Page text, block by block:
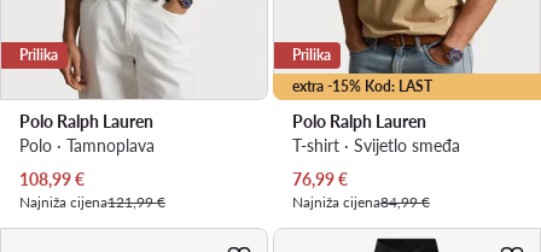
Prilika
Polo Ralph Lauren
Polo · Tamnoplava
Trenutna cijena
108,99€
Najniža cijena121,99 €
extra -15% Kod: LAST
Prilika
Polo Ralph Lauren
T-shirt · Svijetlo smeđa
Trenutna cijena
76,99€
Najniža cijena84,99 €